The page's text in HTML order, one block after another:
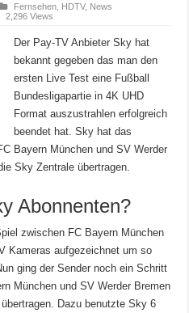
Fernsehen HDTV, News
2,296 Views
Der Pay-TV Anbieter Sky hat
bekannt gegeben das man den
ersten Live Test eine Fußball
Bundesligapartie in 4K UHD
Format auszustrahlen erfolgreich
beendet hat. Sky hat das
Bayern München und SV Werder
Sky Zentrale übertragen.
Abonnenten?
zwischen FC Bayern München
Kameras aufgezeichnet um so
ging der Sender noch ein Schritt
München und SV Werder Bremen
Dazu benutzte Sky 6